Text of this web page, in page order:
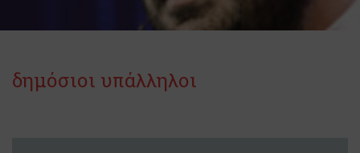
δημόσιοι υπάλληλοι